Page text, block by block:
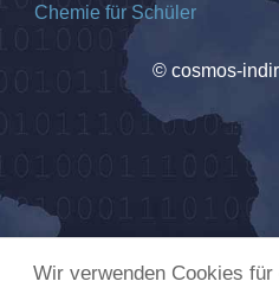
Wir verwenden Cookies für
Chemie für Schüler
© cosmos-